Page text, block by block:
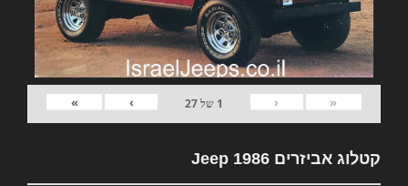
«
‹
1 של27
›
»
קטלוג אביזרים Jeep 1986